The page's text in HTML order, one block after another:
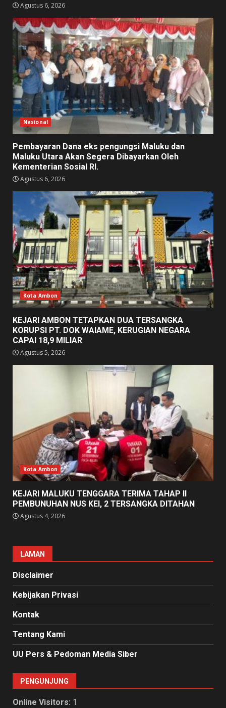
Agustus 6, 2026
Nasional
Pembayaran Dana eks pengungsi Maluku dan
Maluku Utara Akan Segera Dibayarkan Oleh
Kementerian Sosial RI.
Agustus 6, 2026
Kota Ambon
KEJARI AMBON TETAPKAN DUA TERSANGKA
KORUPSI PT. DOK WAIAME, KERUGIAN NEGARA
CAPAI 18,9 MILIAR
Agustus 5, 2026
Kota Ambon
KEJARI MALUKU TENGGARA TERIMA TAHAP II
PEMBUNUHAN NUS KEI, 2 TERSANGKA DITAHAN
Agustus 4, 2026
LAMAN
Disclaimer
Kebijakan Privasi
Kontak
Tentang Kami
UU Pers & Pedoman Media Siber
PENGUNJUNG
Online Visitors: 1